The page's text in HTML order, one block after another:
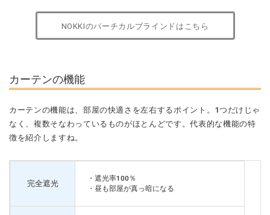
NOKKIのバーチカルブラインドはこちら
カーテンの機能
カーテンの機能は、部屋の快適さを左右するポイント。1つだけじゃ
なく、複数そなわっているものがほとんどです。代表的な機能の特
徴を紹介しますね。
完全遮光
・遮光率100％
・昼も部屋が真っ暗になる